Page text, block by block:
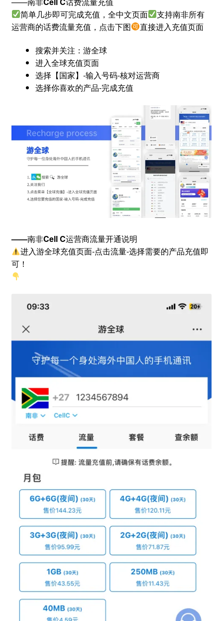
简单几步即可完成充值，全中文页面
支持南非所有
运营商的话费流量充值，点击下图
直接进入充值页面
搜索并关注：游全球
进入全球充值页面
选择【国家】-输入号码-核对运营商
选择你喜欢的产品-完成充值
——南非Cell C运营商流量开通说明
进入游全球充值页面-点击流量-选择需要的产品充值即
可！